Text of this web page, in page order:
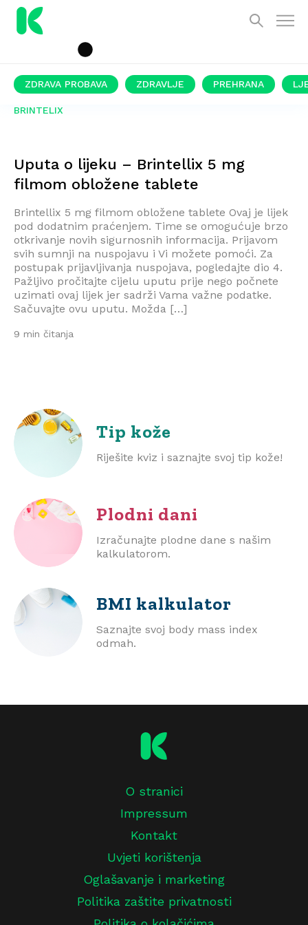
ZDRAVA PROBAVA ZDRAVLJE PREHRANA
BRINTELIX
Uputa o lijeku – Brintellix 5 mg
filmom obložene tablete
Brintellix 5 mg filmom obložene tablete Ovaj je lijek
pod dodatnim praćenjem. Time se omogućuje brzo
otkrivanje novih sigurnosnih informacija. Prijavom
svih sumnji na nuspojavu i Vi možete pomoći. Za
postupak prijavljivanja nuspojava, pogledajte dio 4.
Pažljivo pročitajte cijelu uputu prije nego počnete
uzimati ovaj lijek jer sadrži Vama važne podatke.
Sačuvajte ovu uputu. Možda […]
9 min čitanja
Tip kože
Riješite kviz i saznajte svoj tip kože!
Plodni dani
Izračunajte plodne dane s našim
kalkulatorom.
BMI kalkulator
Saznajte svoj body mass index
odmah.
O stranici
Impressum
Kontakt
Uvjeti korištenja
Oglašavanje i marketing
Politika zaštite privatnosti